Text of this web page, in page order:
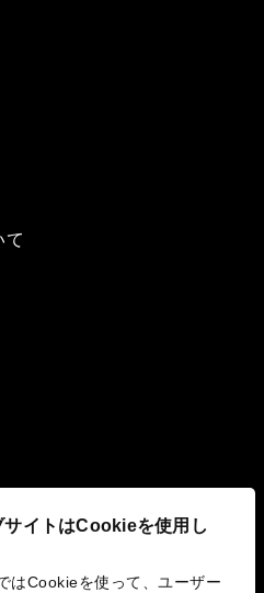
サイトはCookieを使用し
はCookieを使って、ユーザー
て
み